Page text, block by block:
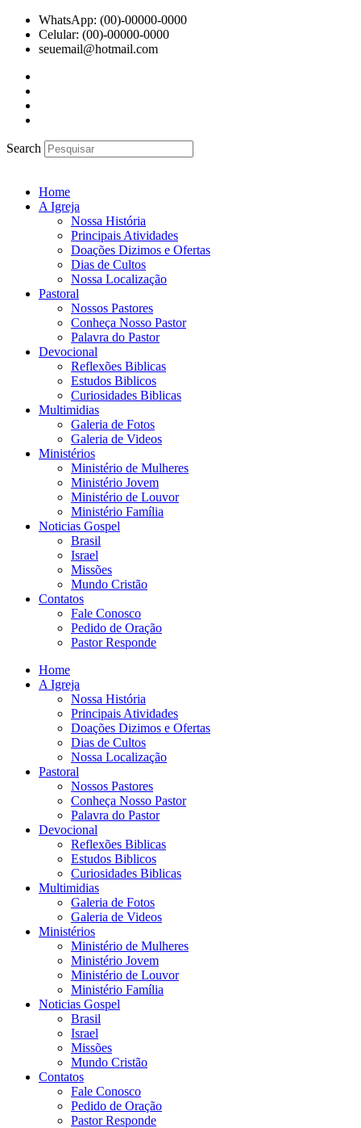
para
WhatsApp: (00)-00000-0000
Celular: (00)-00000-0000
seuemail@hotmail.com
Search
Home
A Igreja
Nossa História
Principais Atividades
Doações Dizimos e Ofertas
Dias de Cultos
Nossa Localização
Pastoral
Nossos Pastores
Conheça Nosso Pastor
Palavra do Pastor
Devocional
Reflexões Biblicas
Estudos Biblicos
Curiosidades Biblicas
Multimidias
Galeria de Fotos
Galeria de Videos
Ministérios
Ministério de Mulheres
Ministério Jovem
Ministério de Louvor
Ministério Família
Noticias Gospel
Brasil
Israel
Missões
Mundo Cristão
Contatos
Fale Conosco
Pedido de Oração
Pastor Responde
Home
A Igreja
Nossa História
Principais Atividades
Doações Dizimos e Ofertas
Dias de Cultos
Nossa Localização
Pastoral
Nossos Pastores
Conheça Nosso Pastor
Palavra do Pastor
Devocional
Reflexões Biblicas
Estudos Biblicos
Curiosidades Biblicas
Multimidias
Galeria de Fotos
Galeria de Videos
Ministérios
Ministério de Mulheres
Ministério Jovem
Ministério de Louvor
Ministério Família
Noticias Gospel
Brasil
Israel
Missões
Mundo Cristão
Contatos
Fale Conosco
Pedido de Oração
Pastor Responde